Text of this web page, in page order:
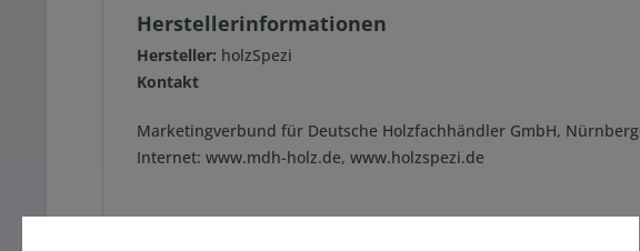
Herstellerinformationen
Hersteller: holzSpezi
Kontakt
Marketingverbund für Deutsche Holzfachhändler GmbH,
Internet: www.mdh-holz.de, www.holzspezi.de